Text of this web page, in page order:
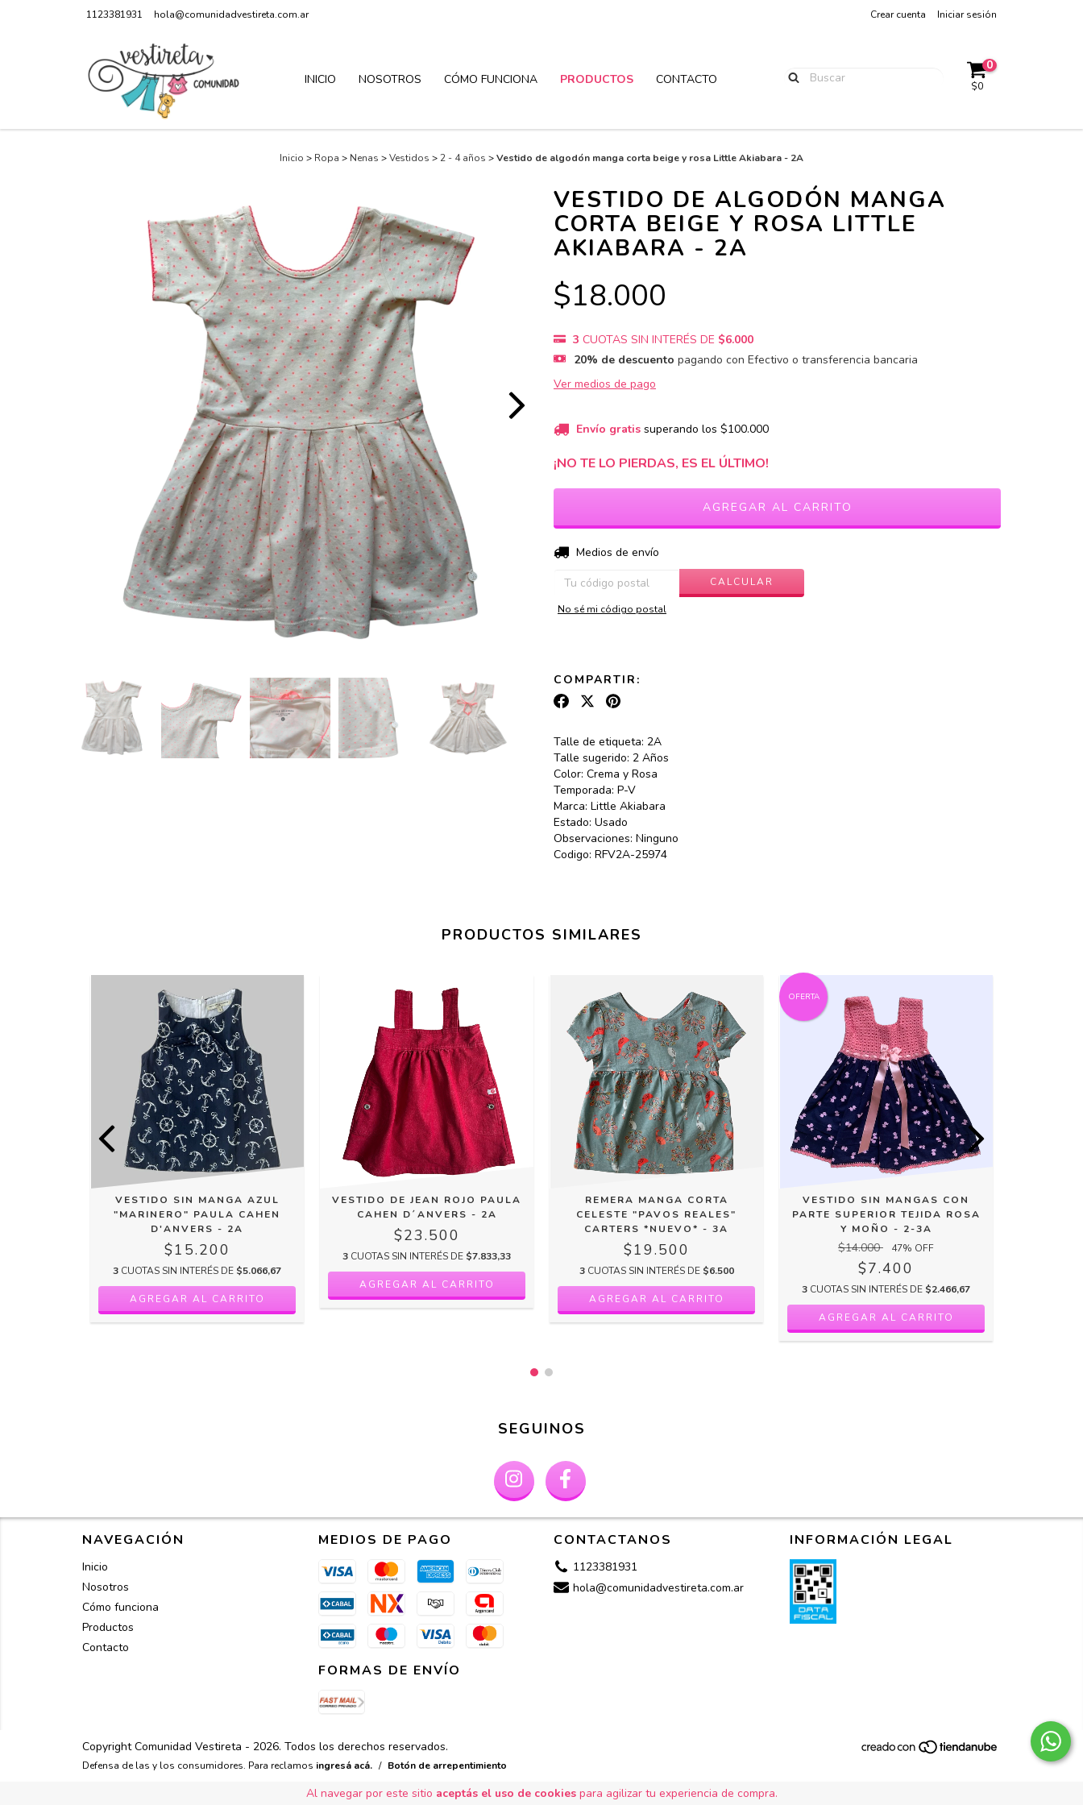
Al navegar por este sitio aceptás el uso de cookiespara agilizar tu experiencia de compra.
1123381931 hola@comunidadvestireta.com.ar Crear cuenta Iniciar sesión
INICIO NOSOTROS CÓMO FUNCIONA PRODUCTOS CONTACTO
0
$0
Inicio > Ropa > Nenas >Vestidos >2 - 4 años >Vestido de algodón manga corta beige y rosa Little Akiabara - 2A
VESTIDO DE ALGODÓN MANGA
CORTA BEIGE Y ROSA LITTLE
AKIABARA - 2A
$18.000
3 CUOTAS SIN INTERÉS DE $6.000
20% de descuento pagando con Efectivo o transferencia bancaria
Ver medios de pago
Envío gratis superando los $100.000
¡NO TE LO PIERDAS, ES EL ÚLTIMO!
Entregas para el CP:
Medios de envío
CALCULAR
No sé mi código postal
COMPARTIR:
Talle de etiqueta: 2A
Talle sugerido: 2 Años
Color: Crema y Rosa
Temporada: P-V
Marca: Little Akiabara
Estado: Usado
Observaciones: Ninguno
Codigo: RFV2A-25974
PRODUCTOS SIMILARES
VESTIDO SIN MANGA AZUL
"MARINERO" PAULA CAHEN
D'ANVERS - 2A
$15.200
3 CUOTAS SIN INTERÉS DE $5.066,67
VESTIDO DE JEAN ROJO PAULA
CAHEN D´ANVERS - 2A
$23.500
3 CUOTAS SIN INTERÉS DE $7.833,33
REMERA MANGA CORTA
CELESTE "PAVOS REALES"
CARTERS *NUEVO* - 3A
$19.500
3 CUOTAS SIN INTERÉS DE $6.500
OFERTA
VESTIDO SIN MANGAS CON
PARTE SUPERIOR TEJIDA ROSA
Y MOÑO - 2-3A
$14.000 47% OFF
$7.400
3 CUOTAS SIN INTERÉS DE $2.466,67
SEGUINOS
NAVEGACIÓN
Inicio
Nosotros
Cómo funciona
Productos
Contacto
MEDIOS DE PAGO
FORMAS DE ENVÍO
CONTACTANOS
1123381931
hola@comunidadvestireta.com.ar
INFORMACIÓN LEGAL
Copyright Comunidad Vestireta - 2026. Todos los derechos reservados.
Defensa de las y los consumidores. Para reclamos ingresá acá. / Botón de arrepentimiento